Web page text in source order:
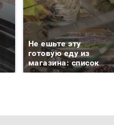
Не ешьте эту
готовую еду из
магазина: список